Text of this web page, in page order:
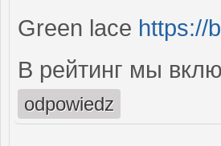
Green lace https://
В рейтинг мы
odpowiedz